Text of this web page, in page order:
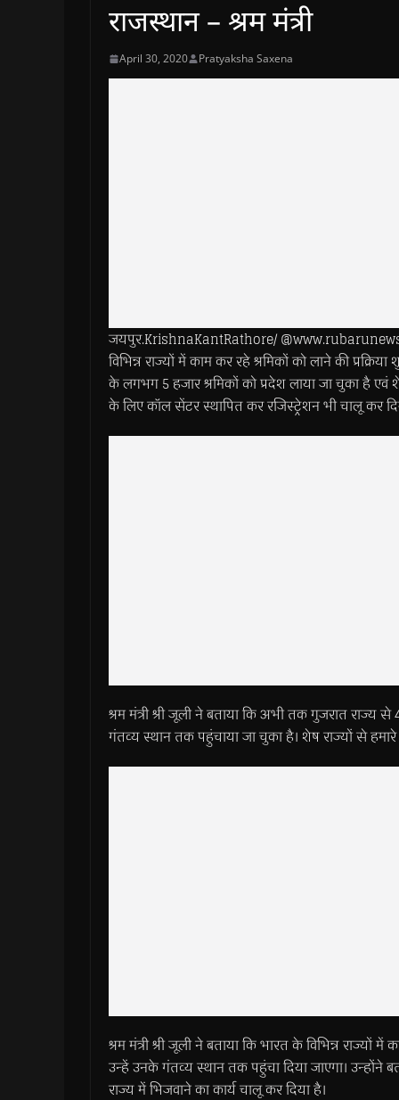
राजस्थान – श्रम मंत्री
April 30, 2020 Pratyaksha Saxena
जयपुर.KrishnaKantRathore/
विभिन्न राज्यों में काम कर रहे श्रमिकों को लाने की
के लगभग 5 हजार श्रमिकों को प्रदेश लाया जा चुका है एवं शेष
के लिए कॉल सेंटर स्थापित कर रजिस्ट्रेशन भी चालू कर
श्रम मंत्री श्री जूली ने बताया कि अभी तक गुजरात
गंतव्य स्थान तक पहुंचाया जा चुका है। शेष राज्यों से
श्रम मंत्री श्री जूली ने बताया कि भारत के विभिन्न राज्यों
उन्हें उनके गंतव्य स्थान तक पहुंचा दिया जाएगा। उन्होंने
राज्य में भिजवाने का कार्य चालू कर दिया है।